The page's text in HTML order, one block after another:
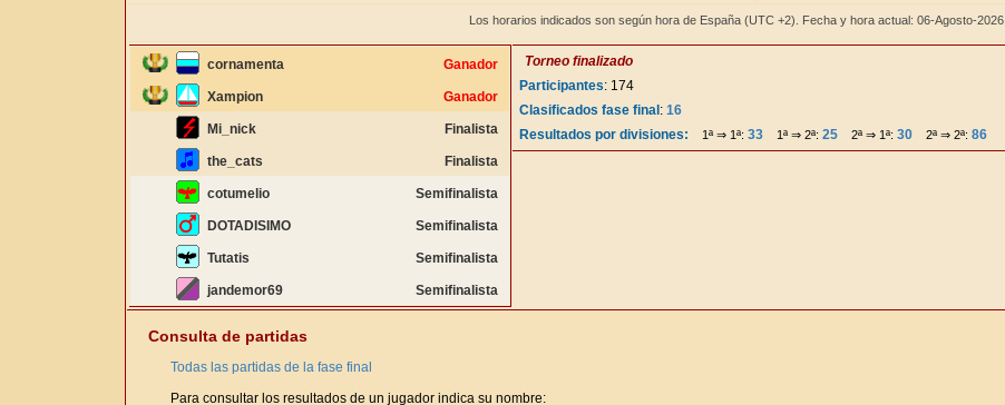
Los horarios indicados son según hora de España (UTC +2). Fecha y hora actual: 06-Agosto-2026,
cornamenta Ganador
Xampion Ganador
Mi_nick Finalista
the_cats Finalista
cotumelio Semifinalista
DOTADISIMO Semifinalista
Tutatis Semifinalista
jandemor69 Semifinalista
Torneo finalizado
Participantes: 174
Clasificados fase final : 16
Resultados por divisiones:
1ª ⇒ 1ª: 33 1ª ⇒ 2ª: 25 2ª ⇒ 1ª: 30 2ª ⇒ 2ª: 86
Consulta de partidas
Todas las partidas de la fase final
Para consultar los resultados de un jugador indica su nombre: